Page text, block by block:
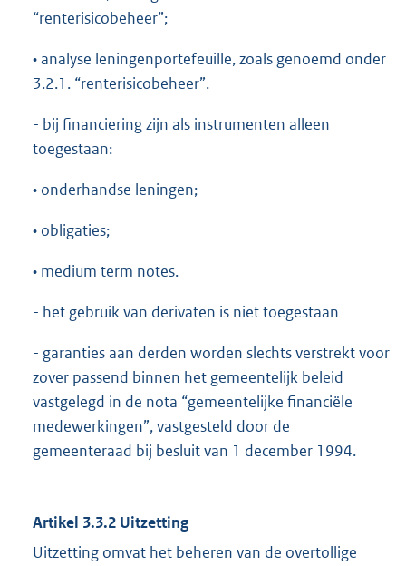
“renterisicobeheer”;
• analyse leningenportefeuille, zoals genoemd onder
3.2.1. “renterisicobeheer”.
- bij financiering zijn als instrumenten alleen
toegestaan:
• onderhandse leningen;
• obligaties;
• medium term notes.
- het gebruik van derivaten is niet toegestaan
- garanties aan derden worden slechts verstrekt voor
zover passend binnen het gemeentelijk beleid
vastgelegd in de nota “gemeentelijke financiële
medewerkingen”, vastgesteld door de
gemeenteraad bij besluit van 1 december 1994.
Artikel 3.3.2 Uitzetting
Uitzetting omvat het beheren van de overtollige